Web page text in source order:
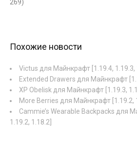
269)
Похожие новости
Victus для Майнкрафт [1.19.4, 1.19.3,
Extended Drawers для Майнкрафт
XP Obelisk для Майнкрафт [1.19.3,
More Berries для Майнкрафт [1.19.2,
Cammie’s Wearable Backpacks для
1.19.2, 1.18.2]